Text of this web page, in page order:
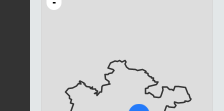
Chargement...
-